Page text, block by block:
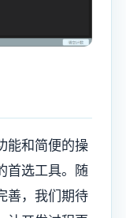
能和简便的操
首选工具。随
善，我们期待